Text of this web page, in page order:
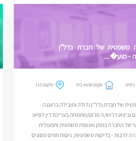
משפטית של חברת נדל"ן
- מוע�...
כיפית מקום שהוא בית מיקום פגז
של חברת נדל"ן גדולה ומובילה ברעננה
וביצוע דרוש/ה טרום/מתמחה בעריכת דין לסיוע
של החברה במתן מעטפת משפטית ותפעולית
לרבות - בדיקות משפטיות, ניסוח חוזים מסוגים